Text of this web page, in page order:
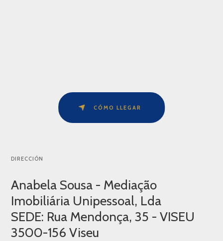
CÓMO LLEGAR
DIRECCIÓN
Anabela Sousa - Mediação
Imobiliária Unipessoal, Lda
SEDE: Rua Mendonça, 35 - VISEU
3500-156 Viseu